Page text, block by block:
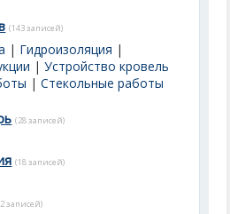
(143 записей)
| Гидроизоляция |
|Устройство кровель
|Стекольные работы
(28 записей)
(18 записей)
записей)